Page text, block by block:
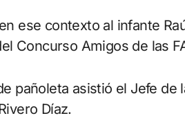
ese contexto al infante
Concurso Amigos de las
pañoleta asistió el Jefe de
Díaz.